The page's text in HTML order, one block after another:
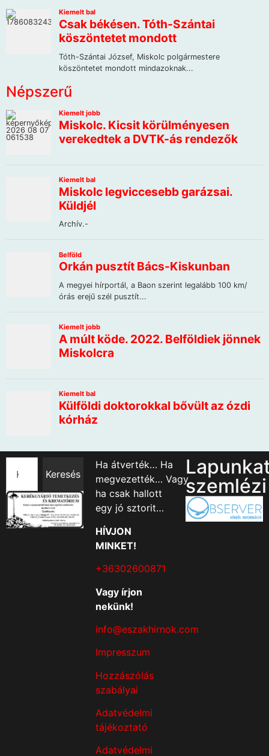
Népszerű
Keresés
Ha átverték… Ha
megvezették… Vagy
ha csak hallott
egy jó sztorit…
HÍVJON
MINKET!
+36302600871
Vagy írjon
nekünk!
info@eszakhirnok.com
Impresszum
Hozzászólás
szabályai
Adatvédelmi
tájékoztató
Adatvédelmi
szemlézi